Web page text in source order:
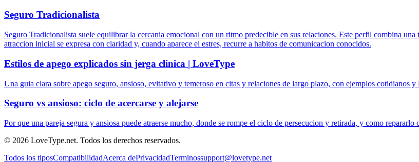
Seguro Tradicionalista
Seguro Tradicionalista suele equilibrar la cercania emocional con un ritmo predecible en sus relaciones. Este perfil combina
atraccion inicial se expresa con claridad y, cuando aparece el estres, recurre a habitos de comunicacion conocidos.
Estilos de apego explicados sin jerga clinica | LoveType
Una guia clara sobre apego seguro, ansioso, evitativo y temeroso en citas y relaciones de largo plazo, con ejemplos cotidianos y
Seguro vs ansioso: ciclo de acercarse y alejarse
Por que una pareja segura y ansiosa puede atraerse mucho, donde se rompe el ciclo de persecucion y retirada, y como repararlo
© 2026 LoveType.net. Todos los derechos reservados.
Todos los tiposCompatibilidadAcerca dePrivacidadTerminossupport@lovetype.net